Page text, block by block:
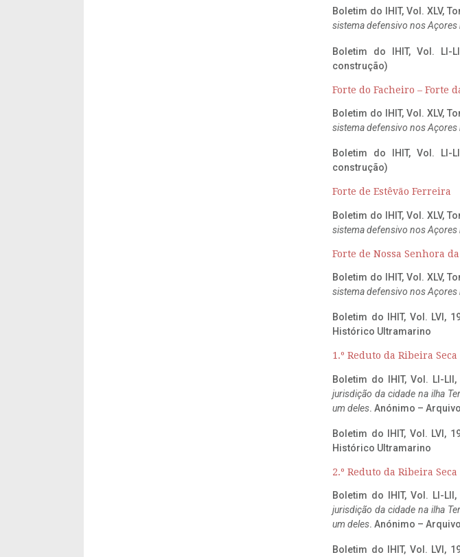
Boletim do IHIT, Vol. XLV,
sistema defensivo nos Açores
Boletim do IHIT, Vol. LI-
construção)
Forte do Facheiro – Forte
Boletim do IHIT, Vol. XLV,
sistema defensivo nos Açores
Boletim do IHIT, Vol. LI-
construção)
Forte de Estêvão Ferreira
Boletim do IHIT, Vol. XLV,
sistema defensivo nos Açores
Forte de Nossa Senhora
Boletim do IHIT, Vol. XLV,
sistema defensivo nos Açores
Boletim do IHIT, Vol. LVI,
Histórico Ultramarino
1.º Reduto da Ribeira Seca
Boletim do IHIT, Vol. LI-
jurisdição da cidade na ilha
um deles. Anónimo –
Boletim do IHIT, Vol. LVI,
Histórico Ultramarino
2.º Reduto da Ribeira Seca
Boletim do IHIT, Vol. LI-
jurisdição da cidade na ilha
um deles. Anónimo –
Boletim do IHIT, Vol. LVI,